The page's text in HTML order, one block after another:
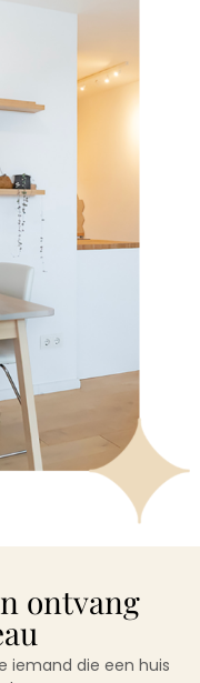
ontvang
iemand die een huis